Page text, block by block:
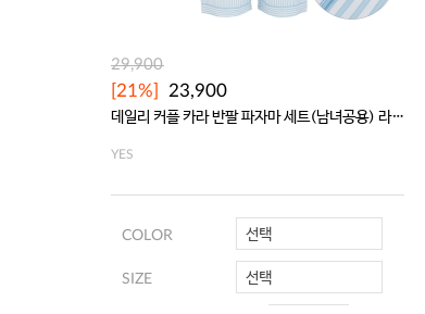
29,900
[21%] 23,900
데일리 커플 카라 반팔 파자마 세트(남녀공용) 라이트블루
YES
COLOR 선택
SIZE 선택